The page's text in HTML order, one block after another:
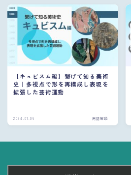
【キュビスム編】繋げて知る美術
史｜多視点で形を再構成し表現を
拡張した芸術運動